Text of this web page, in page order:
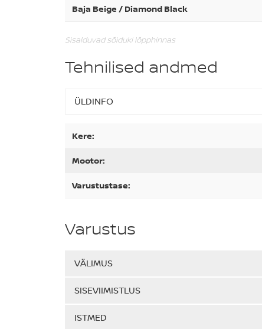
Baja Beige / Diamond Black
Sisalduvad sõiduki lõpphinnas
Tehnilised andmed
ÜLDINFO
Kere:
Mootor:
Varustustase:
Varustus
VÄLIMUS
SISEVIIMISTLUS
ISTMED